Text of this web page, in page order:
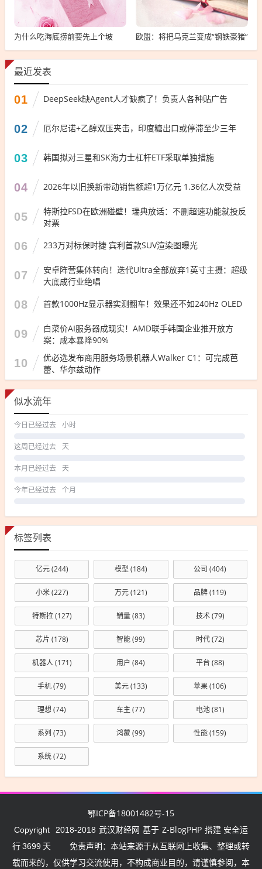
为什么吃海底捞前要先上个坡 欧盟：将把乌克兰变成“钢铁豪猪”
最近发表
01 DeepSeek缺Agent人才缺疯了！负责人各种贴广告
02 厄尔尼诺+乙醇双压夹击，印度糖出口或停滞至少三年
03 韩国拟对三星和SK海力士杠杆ETF采取单独措施
04 2026年以旧换新带动销售额超1万亿元 1.36亿人次受益
05
特斯拉FSD在欧洲碰壁！瑞典放话：不删超速功能就投反
对票
06 233万对标保时捷 宾利首款SUV渲染图曝光
07
安卓阵营集体转向！迭代Ultra全部放弃1英寸主摄：超级
大底成行业绝唱
08 首款1000Hz显示器实测翻车！效果还不如240Hz OLED
09
白菜价AI服务器成现实！AMD联手韩国企业推开放方
案：成本暴降90%
10
优必选发布商用服务场景机器人Walker C1：可完成芭
蕾、华尔兹动作
似水流年
今日已经过去 小时
这周已经过去 天
本月已经过去 天
今年已经过去 个月
标签列表
亿元(244) 模型 (184) 公司 (404)
小米(227) 万元(121) 品牌(119)
特斯拉(127) 销量(83) 技术(79)
芯片 (178) 智能(99) 时代(72)
机器人(171) 用户 (84) 平台 (88)
手机(79) 美元(133) 苹果(106)
理想(74) 车主 (77) 电池(81)
系列 (73) 鸿蒙(99) 性能(159)
系统(72)
鄂ICP备18001482号-15
Copyright 2018-2018 武汉财经网 基于 Z-BlogPHP 搭建 安全运
行3699 天
免责声明：本站来源于从互联网上收集、整理或转
载而来的，仅供学习交流使用，不构成商业目的，请谨慎参阅，本